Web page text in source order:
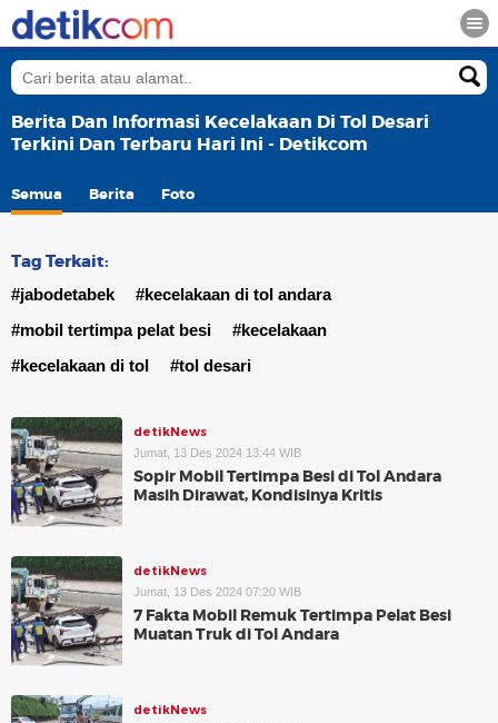
Berita Dan Informasi Kecelakaan Di Tol Desari
Terkini Dan Terbaru Hari Ini - Detikcom
Semua Berita Foto
Tag Terkait:
#jabodetabek
#kecelakaan di tol andara
#mobil tertimpa pelat besi
#kecelakaan
#kecelakaan di tol
#tol desari
detikNews
Jumat, 13 Des 2024 13:44 WIB
Sopir Mobil Tertimpa Besi di Tol Andara
Masih Dirawat, Kondisinya Kritis
detikNews
Jumat, 13 Des 2024 07:20 WIB
7 Fakta Mobil Remuk Tertimpa Pelat Besi
Muatan Truk di Tol Andara
detikNews